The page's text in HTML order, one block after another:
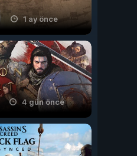
1 ay önce
4 gün önce